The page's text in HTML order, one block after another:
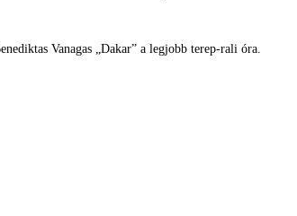
Vanagas „Dakar” a legjobb terep-rali óra.